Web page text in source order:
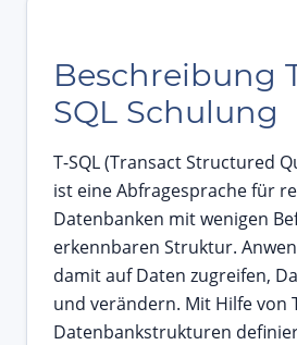
Beschreibung
SQL Schulung
T-SQL (Transact Structured
ist eine Abfragesprache für
Datenbanken mit wenigen
erkennbaren Struktur.
damit auf Daten zugreifen,
und verändern. Mit Hilfe von
Datenbankstrukturen